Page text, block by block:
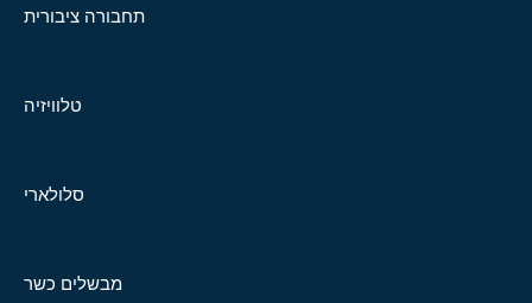
תחבורה ציבורית
טלוויזיה
סלולארי
מבשלים כשר